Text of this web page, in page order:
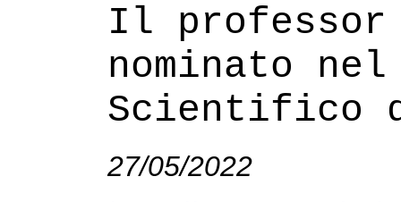
Il professor
nominato
Scientifico
27/05/2022